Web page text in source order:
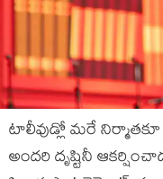
టాలీవుడ్లో మరే
అందరి దృష్టినీ